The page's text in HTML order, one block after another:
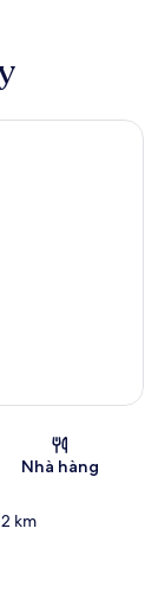
Nhà hàng
km